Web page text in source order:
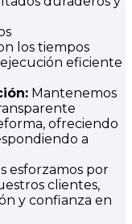
los tiempos
eficiente
Mantenemos
ofreciendo
a
esforzamos por
clientes,
y confianza en